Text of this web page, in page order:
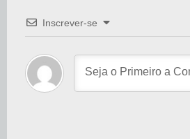
Inscrever-se